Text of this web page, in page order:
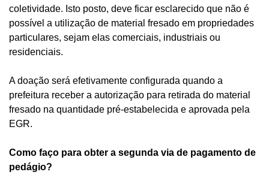
coletividade. Isto posto, deve ficar esclarecido que não é
possível a utilização de material fresado em propriedades
particulares, sejam elas comerciais, industriais ou
residenciais.
A doação será efetivamente configurada quando a
prefeitura receber a autorização para retirada do material
fresado na quantidade pré-estabelecida e aprovada pela
EGR.
Como faço para obter a segunda via de pagamento de
pedágio?